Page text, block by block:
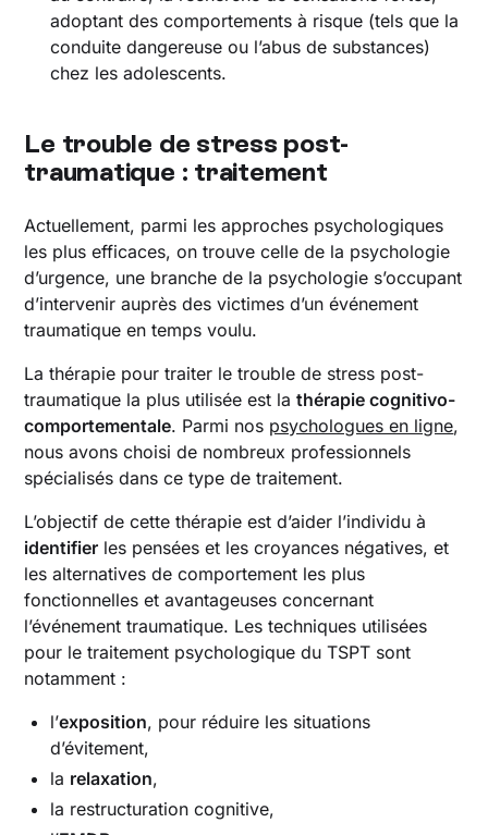
adoptant des comportements à risque (tels que la
conduite dangereuse ou l’abus de substances)
chez les adolescents.
Le trouble de stress post-
traumatique : traitement
Actuellement, parmi les approches psychologiques
les plus efficaces, on trouve celle de la psychologie
d’urgence, une branche de la psychologie s’occupant
d’intervenir auprès des victimes d’un événement
traumatique en temps voulu.
La thérapie pour traiter le trouble de stress post-
traumatique la plus utilisée est lathérapie cognitivo-
comportementale. Parmi nos psychologues en ligne,
nous avons choisi de nombreux professionnels
spécialisés dans ce type de traitement.
L’objectif de cette thérapie est d’aider l’individu à
identifier les pensées et les croyances négatives, et
les alternatives de comportement les plus
fonctionnelles et avantageuses concernant
l’événement traumatique. Les techniques utilisées
pour le traitement psychologique du TSPT sont
notamment :
l’exposition, pour réduire les situations
d’évitement,
la relaxation,
la restructuration cognitive,